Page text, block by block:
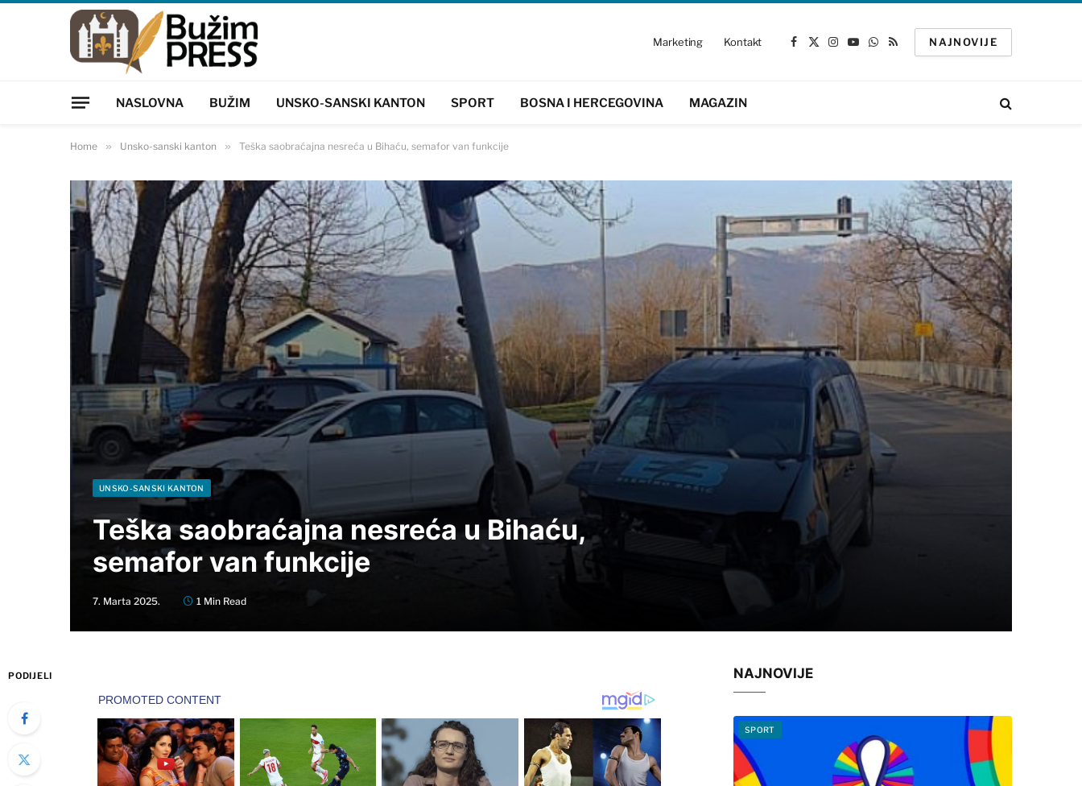
Marketing Kontakt
Facebook
X
Instagram
YouTube
WhatsApp
RSS
NAJNOVIJE
NASLOVNA BUŽIM UNSKO-SANSKI KANTON SPORT BOSNA I HERCEGOVINA MAGAZIN
Home » Unsko-sanski kanton » Teška saobraćajna nesreća u Bihaću, semafor van funkcije
UNSKO-SANSKI KANTON
Teška saobraćajna nesreća u Bihaću,
semafor van funkcije
7. Marta 2025. 1 Min Read
PODIJELI NAJNOVIJE
SPORT